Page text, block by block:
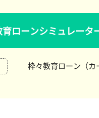
育ローンシミュレータ
枠々教育ローン（カ